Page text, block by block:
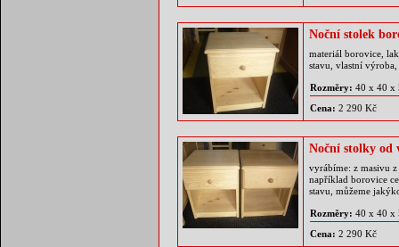
Noční stolek
materiál borovice,
stavu, vlastní
Rozměry: 40 x 40 x
Cena: 2 290 Kč
Noční stolky od
vyrábíme: z masivu
například borovice
stavu, můžeme
Rozměry: 40 x 40 x
Cena: 2 290 Kč